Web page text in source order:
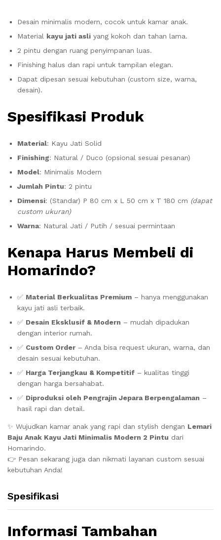
Desain minimalis modern, cocok untuk kamar anak.
Material kayu jati asli yang kokoh dan tahan lama.
2 pintu dengan ruang penyimpanan luas.
Finishing halus dan rapi untuk tampilan elegan.
Dapat dipesan sesuai kebutuhan (custom size, warna,
desain).
Spesifikasi Produk
Material: Kayu Jati Solid
Finishing: Natural / Duco (opsional sesuai pesanan)
Model: Minimalis Modern
Jumlah Pintu: 2 pintu
Dimensi: (Standar) P 80 cm x L 50 cm x T 180 cm (dapat
custom ukuran)
Warna: Natural Jati / Putih / sesuai permintaan
Kenapa Harus Membeli di
Homarindo?
✅ Material Berkualitas Premium – hanya menggunakan
kayu jati asli terbaik.
✅ Desain Eksklusif & Modern – mudah dipadukan
dengan interior rumah.
✅ Custom Order – Anda bisa request ukuran, warna, dan
desain sesuai kebutuhan.
✅ Harga Terjangkau & Kompetitif – kualitas tinggi
dengan harga bersahabat.
✅ Diproduksi oleh Pengrajin Jepara Berpengalaman –
hasil rapi dan detail.
✨ Wujudkan kamar anak yang rapi dan stylish dengan Lemari
Baju Anak Kayu Jati Minimalis Modern 2 Pintu dari
Homarindo.
👉 Pesan sekarang juga dan nikmati layanan custom sesuai
kebutuhan Anda!
Spesifikasi
Informasi Tambahan